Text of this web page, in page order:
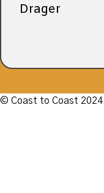
Drager
© Coast to Coast